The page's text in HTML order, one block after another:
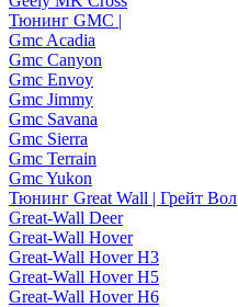
Тюнинг GMC |
Gmc Acadia
Gmc Canyon
Gmc Envoy
Gmc Jimmy
Gmc Savana
Gmc Sierra
Gmc Terrain
Gmc Yukon
Тюнинг Great Wall | Грейт Вол
Great-Wall Deer
Great-Wall Hover
Great-Wall Hover H3
Great-Wall Hover H5
Great-Wall Hover H6